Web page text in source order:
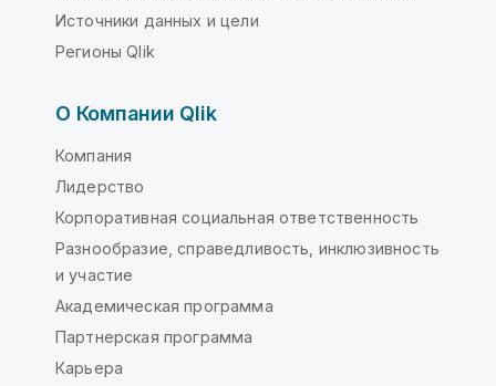
Источники данных и цели
Регионы Qlik
О Компании Qlik
Компания
Лидерство
Корпоративная социальная ответственность
Разнообразие, справедливость, инклюзивность
и участие
Академическая программа
Партнерская программа
Карьера